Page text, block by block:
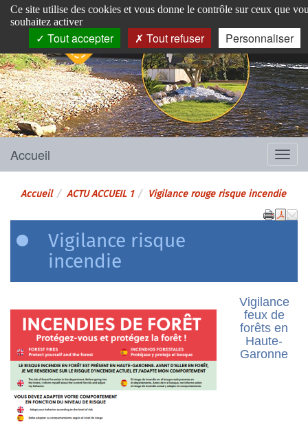
Pins-Justaret
Site officiel de la mairie
Menu
Accueil
Accueil ACTU ACCUEIL 1 Vigilance rouge risque incendie
Vigilance risque
incendie
Vigilance
feux de
forêts en
Haute-
Garonne
Panneau de gestion des cookies
Ce site utilise des cookies et vous donne le contrôle sur ceux que
souhaitez activer
Tout accepter Tout refuser Personnaliser